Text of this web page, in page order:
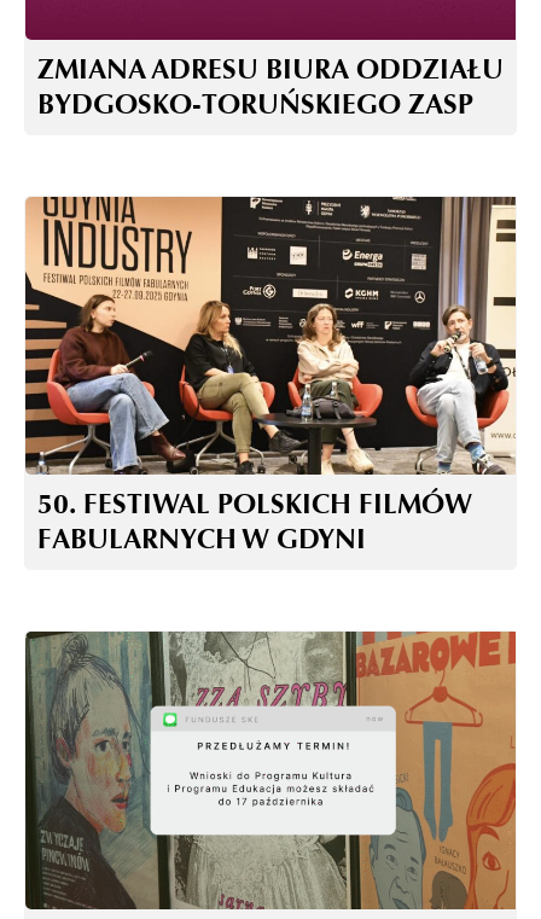
ZMIANA ADRESU BIURA ODDZIAŁU
BYDGOSKO-TORUŃSKIEGO ZASP
50. FESTIWAL POLSKICH FILMÓW
FABULARNYCH W GDYNI